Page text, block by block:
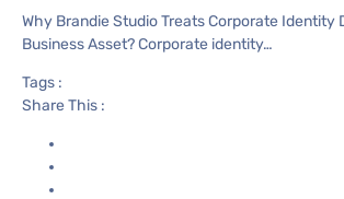
Why Brandie Studio Treats Corporate Identity
Business Asset? Corporate identity…
Tags :
Share This :